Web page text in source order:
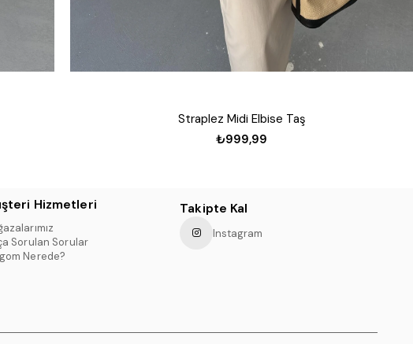
Straplez Midi Elbise Taş
₺999,99
Hizmetleri
Sorulan Sorular
Nerede?
Takipte Kal
Instagram